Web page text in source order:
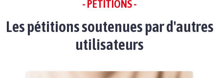
- PÉTITIONS -
Les pétitions soutenues par d'autres
utilisateurs